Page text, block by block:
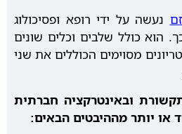
נעשה על ידי רופא ופסיכולוג
הוא כולל שלבים וכלים שונים
מסוימים הכוללים את שני
ובאינטרקציה חברתית
או יותר מההיבטים הבאים: